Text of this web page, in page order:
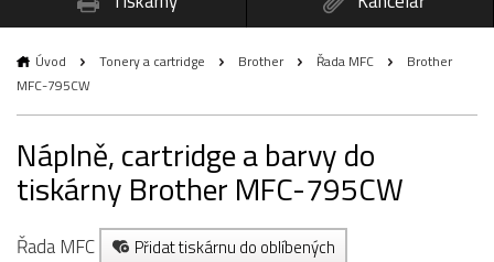
Úvod Tonery a cartridge Brother Řada MFC
Brother
MFC-795CW
Náplně, cartridge a barvy do
tiskárny Brother MFC-795CW
Řada MFC
Přidat tiskárnu do oblíbených